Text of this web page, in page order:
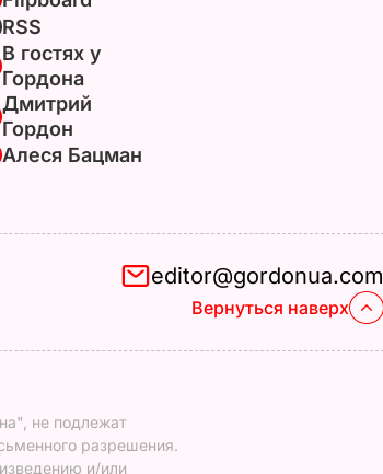
RSS
В гостях у
Гордона
Дмитрий
Гордон
Алеся Бацман
editor@gordonua.com
Вернуться наверх
не подлежат
разрешения.
и/или